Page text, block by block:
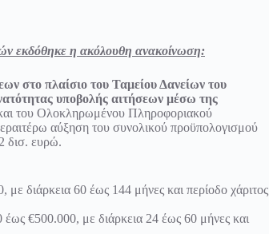
εκδόθηκε η ακόλουθη ανακοίνωση:
στο πλαίσιο του Ταμείου Δανείων του
υποβολής αιτήσεων μέσω της
του Ολοκληρωμένου Πληροφοριακού
αύξηση του συνολικού προϋπολογισμού
δισ. ευρώ.
διάρκεια 60 έως 144 μήνες και περίοδο χάριτος
€500.000, με διάρκεια 24 έως 60 μήνες και